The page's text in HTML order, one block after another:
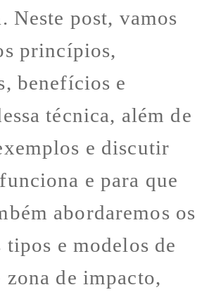
Neste post, vamos
princípios,
benefícios e
técnica, além de
e discutir
e para que
abordaremos os
tipos e modelos de
zona de impacto,